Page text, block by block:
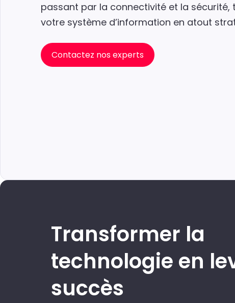
passant par la connectivité et la sécurité,
votre système d’information en atout
Contactez nos experts
Transformer la
technologie en
succès